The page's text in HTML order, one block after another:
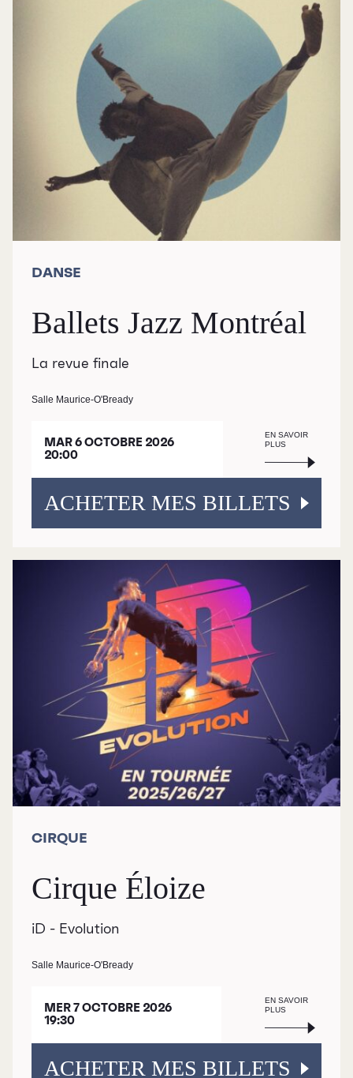
DANSE
Ballets Jazz Montréal
La revue finale
Salle Maurice-O'Bready
MAR 6 OCTOBRE 2026
20:00
EN SAVOIR
PLUS
ACHETER MES BILLETS
CIRQUE
Cirque Éloize
iD - Evolution
Salle Maurice-O'Bready
MER 7 OCTOBRE 2026
19:30
EN SAVOIR
PLUS
ACHETER MES BILLETS